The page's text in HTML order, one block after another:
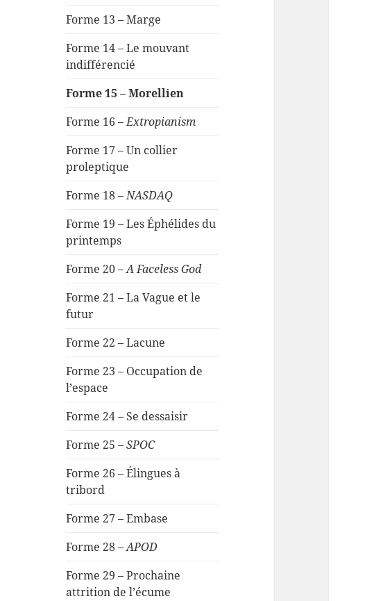
Forme 13 – Marge
Forme 14 – Le mouvant
indifférencié
Forme 15 – Morellien
Forme 16 –Extropianism
Forme 17 – Un collier
proleptique
Forme 18 –NASDAQ
Forme 19 – Les Éphélides du
printemps
Forme 20 –A Faceless God
Forme 21 – La Vague et le
futur
Forme 22 – Lacune
Forme 23 – Occupation de
l’espace
Forme 24 – Se dessaisir
Forme 25 –SPOC
Forme 26 – Élingues à
tribord
Forme 27 – Embase
Forme 28 –APOD
Forme 29 – Prochaine
attrition de l’écume